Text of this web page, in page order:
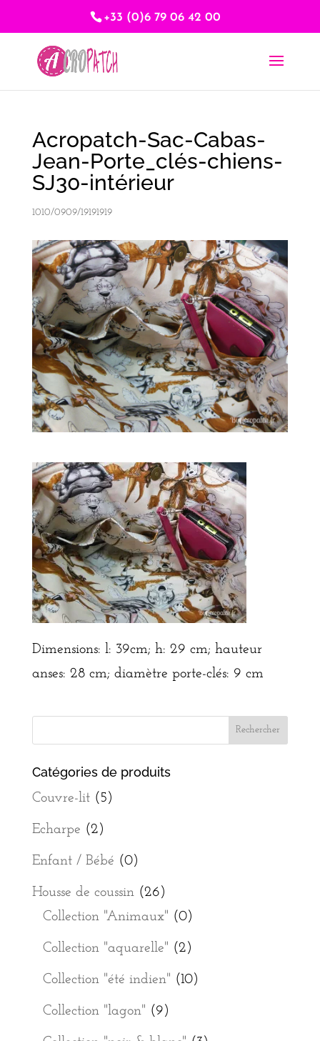
+33 (0)6 79 06 42 00
Acropatch-Sac-Cabas-
Jean-Porte_clés-chiens-
SJ30-intérieur
1010/0909/19191919
Dimensions: l: 39cm; h: 29 cm; hauteur
anses: 28 cm; diamètre porte-clés: 9 cm
Catégories de produits
Couvre-lit (5)
Echarpe (2)
Enfant / Bébé (0)
Housse de coussin (26)
Collection "Animaux" (0)
Collection "aquarelle" (2)
Collection "été indien" (10)
Collection "lagon" (9)